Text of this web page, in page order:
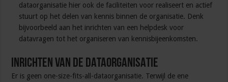
dataorganisatie hier ook de faciliteiten voor realiseert en actief
stuurt op het delen van kennis binnen de organisatie. Denk
bijvoorbeeld aan het inrichten van een helpdesk voor
datavragen tot het organiseren van kennisbijeenkomsten.
INRICHTEN VAN DE DATAORGANISATIE
Er is geen one-size-fits-all-dataorganisatie. Terwijl de ene